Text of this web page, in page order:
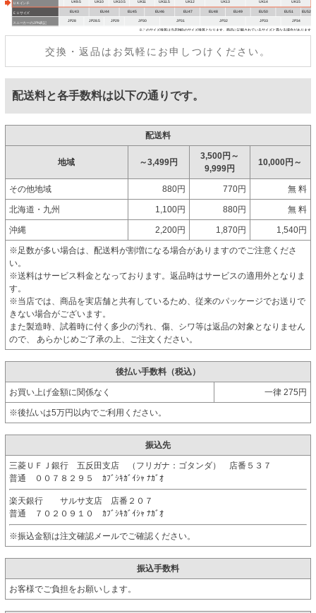
交換・返品はお気軽にお申しつけください。
配送料と各手数料は以下の通りです。
配送料
地域 ～3,499円
3,500円～
9,999円
10,000円～
その他地域 880円 770円 無 料
北海道・九州 1,100円 880円 無 料
沖縄 2,200円 1,870円 1,540円
※足数が多い場合は、配送料が割増になる場合がありますのでご注意くださ
い。
※送料はサービス料金となっております。返品時はサービスの適用外となりま
す。
※当店では、商品を実店舗と共有しているため、従来のパッケージでお送りで
きない場合がございます。
また製造時、試着時に付く多少の汚れ、傷、シワ等は返品の対象となりません
ので、 あらかじめご了承の上、ご注文ください。
後払い手数料（税込）
お買い上げ金額に関係なく 一律 275円
※後払いは5万円以内でご利用ください。
振込先
三菱ＵＦＪ銀行 五反田支店 （フリガナ：ゴタンダ） 店番５３７
普通 ００７８２９５ ｶﾌﾞｼｷｶﾞｲｼｬ ﾅｶﾞｵ
楽天銀行 サルサ支店 店番２０７
普通 ７０２０９１０ ｶﾌﾞｼｷｶﾞｲｼｬ ﾅｶﾞｵ
※振込金額は注文確認メールでご確認ください。
振込手数料
お客様でご負担をお願いします。